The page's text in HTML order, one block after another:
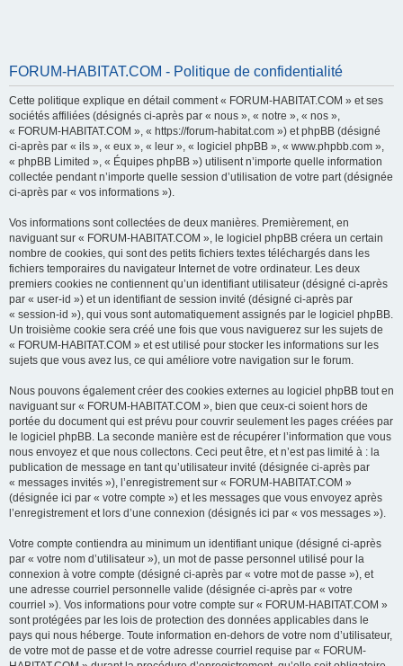
FORUM-HABITAT.COM - Politique de confidentialité
Cette politique explique en détail comment « FORUM-HABITAT.COM » et ses
sociétés affiliées (désignés ci-après par « nous », « notre », « nos »,
« FORUM-HABITAT.COM », « https://forum-habitat.com ») et phpBB (désigné
ci-après par « ils », « eux », « leur », « logiciel phpBB », « www.phpbb.com »,
« phpBB Limited », « Équipes phpBB ») utilisent n’importe quelle information
collectée pendant n’importe quelle session d’utilisation de votre part (désignée
ci-après par « vos informations »).
Vos informations sont collectées de deux manières. Premièrement, en
naviguant sur « FORUM-HABITAT.COM », le logiciel phpBB créera un certain
nombre de cookies, qui sont des petits fichiers textes téléchargés dans les
fichiers temporaires du navigateur Internet de votre ordinateur. Les deux
premiers cookies ne contiennent qu’un identifiant utilisateur (désigné ci-après
par « user-id ») et un identifiant de session invité (désigné ci-après par
« session-id »), qui vous sont automatiquement assignés par le logiciel phpBB.
Un troisième cookie sera créé une fois que vous naviguerez sur les sujets de
« FORUM-HABITAT.COM » et est utilisé pour stocker les informations sur les
sujets que vous avez lus, ce qui améliore votre navigation sur le forum.
Nous pouvons également créer des cookies externes au logiciel phpBB tout en
naviguant sur « FORUM-HABITAT.COM », bien que ceux-ci soient hors de
portée du document qui est prévu pour couvrir seulement les pages créées par
le logiciel phpBB. La seconde manière est de récupérer l’information que vous
nous envoyez et que nous collectons. Ceci peut être, et n’est pas limité à : la
publication de message en tant qu’utilisateur invité (désignée ci-après par
« messages invités »), l’enregistrement sur « FORUM-HABITAT.COM »
(désignée ici par « votre compte ») et les messages que vous envoyez après
l’enregistrement et lors d’une connexion (désignés ici par « vos messages »).
Votre compte contiendra au minimum un identifiant unique (désigné ci-après
par « votre nom d’utilisateur »), un mot de passe personnel utilisé pour la
connexion à votre compte (désigné ci-après par « votre mot de passe »), et
une adresse courriel personnelle valide (désignée ci-après par « votre
courriel »). Vos informations pour votre compte sur « FORUM-HABITAT.COM »
sont protégées par les lois de protection des données applicables dans le
pays qui nous héberge. Toute information en-dehors de votre nom d’utilisateur,
de votre mot de passe et de votre adresse courriel requise par « FORUM-